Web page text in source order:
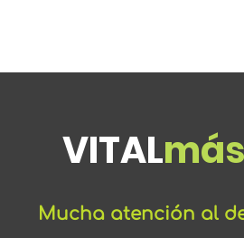
VITALmás
Mucha atención al